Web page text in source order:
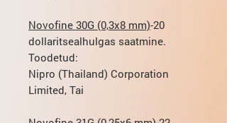
Novofine 30G (0,3x8 mm)-20
dollaritsealhulgas saatmine.
Toodetud:
Nipro (Thailand) Corporation
Limited, Tai